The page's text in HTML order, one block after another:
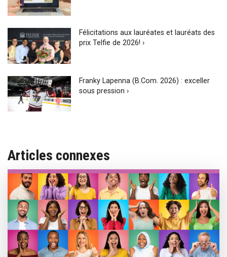
Félicitations aux lauréates et lauréats des
prix Telfie de 2026! ›
Franky Lapenna (B.Com. 2026) : exceller
sous pression ›
Articles connexes